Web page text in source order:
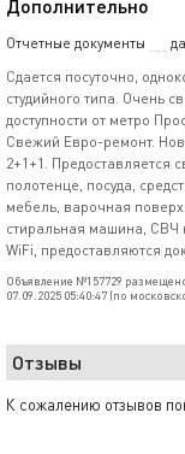
Дополнительно
Отчетные документы
да
Сдается посуточно,
студийного типа. Очень
доступности от метро
Свежий Евро-ремонт.
2+1+1. Предоставляется
полотенце, посуда,
мебель, варочная
стиральная машина, СВЧ
WiFi, предоставляются
Объявление №157729
07.09.2025 05:40:47 (по
Отзывы
К сожалению отзывов